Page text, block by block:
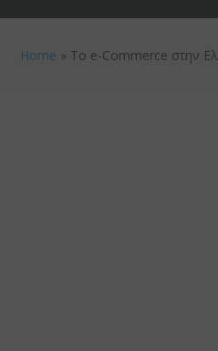
Home » Το e-Commerce στην